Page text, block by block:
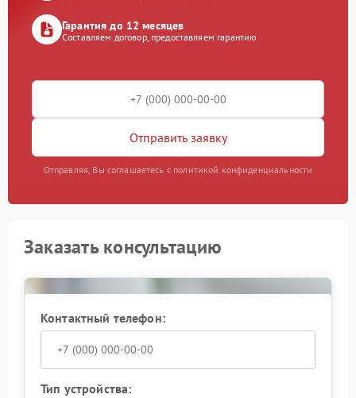
Гарантия до 12 месяцев
Составляем договор, предоставляем гарантию
Отправить заявку
Отправляя, Вы соглашаетесь с политикой конфиденциальности
Заказать консультацию
Контактный телефон:
Тип устройства: